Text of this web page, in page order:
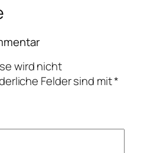
wird nicht
Felder sind mit*